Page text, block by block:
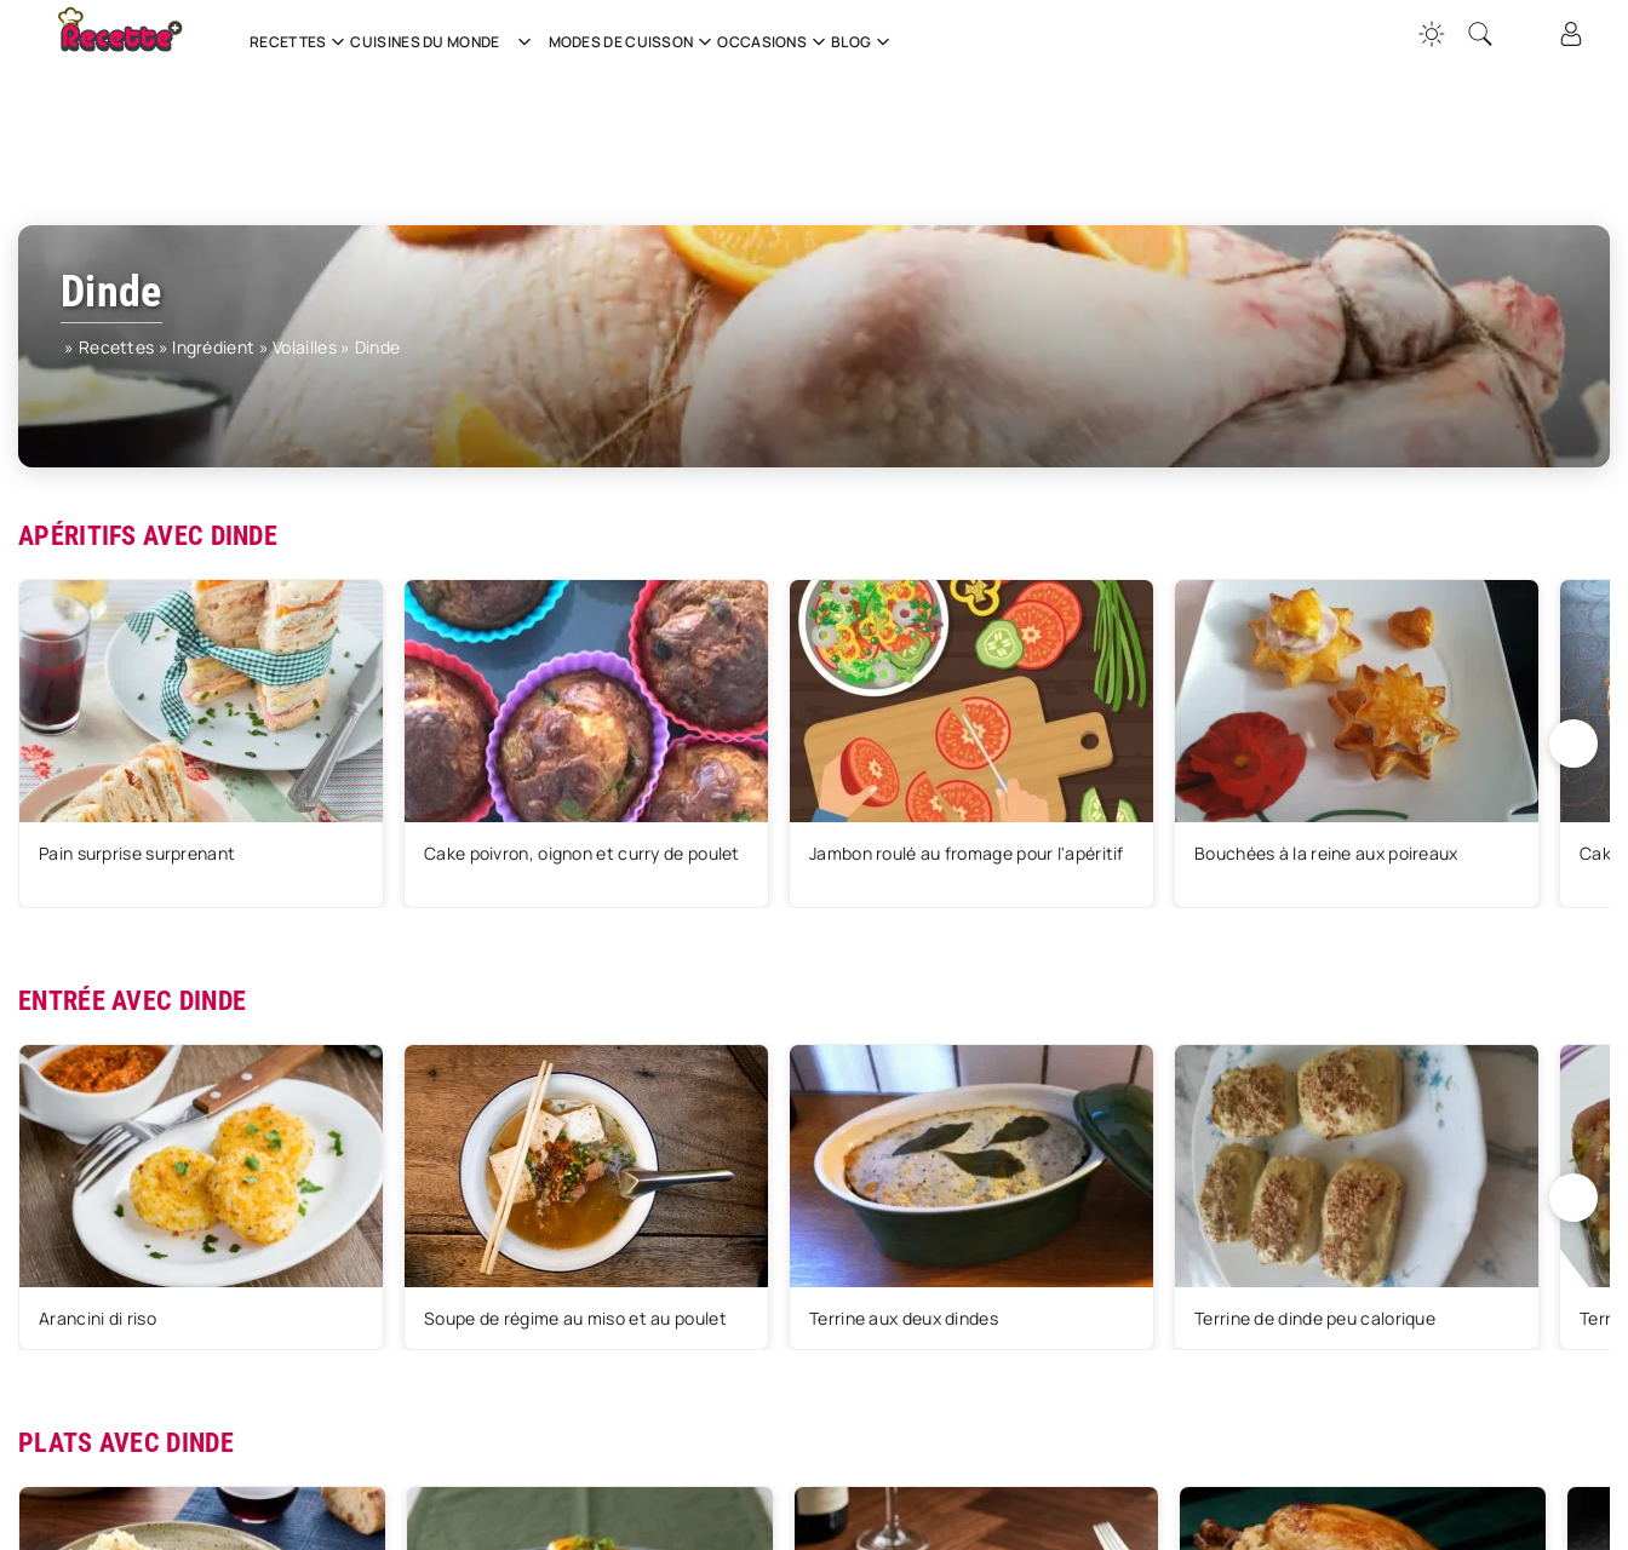
RECETTES CUISINES DU MONDE MODES DE CUISSON OCCASIONS BLOG
Dinde
» Recettes » Ingrédient »Volailles» Dinde
APÉRITIFS AVEC DINDE
Pain surprise surprenant Cake poivron, oignon et curry de poulet Jambon roulé au fromage pour l'apéritif Bouchées à la reine aux poireaux Cake
ENTRÉE AVEC DINDE
Arancini di riso Soupe de régime au miso et au poulet Terrine aux deux dindes Terrine de dinde peu calorique
PLATS AVEC DINDE